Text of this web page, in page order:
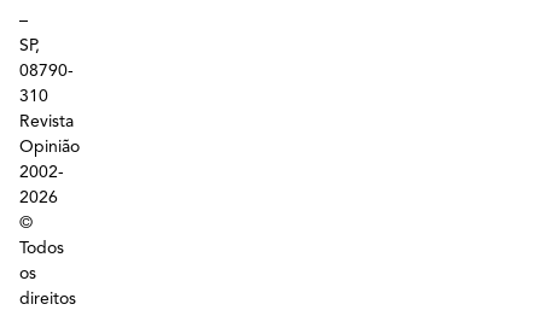
–
SP,
08790-
310
Revista
Opinião
2002-
2026
©
Todos
os
direitos